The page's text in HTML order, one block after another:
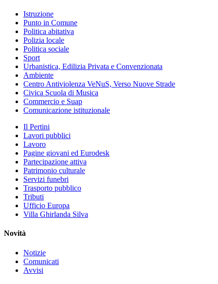
Istruzione
Punto in Comune
Politica abitativa
Polizia locale
Politica sociale
Sport
Urbanistica, Edilizia Privata e Convenzionata
Ambiente
Centro Antiviolenza VeNuS, Verso Nuove Strade
Civica Scuola di Musica
Commercio e Suap
Comunicazione istituzionale
Il Pertini
Lavori pubblici
Lavoro
Pagine giovani ed Eurodesk
Partecipazione attiva
Patrimonio culturale
Servizi funebri
Trasporto pubblico
Tributi
Ufficio Europa
Villa Ghirlanda Silva
Novità
Notizie
Comunicati
Avvisi